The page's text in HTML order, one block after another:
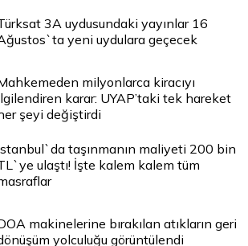
3A uydusundaki yayınlar 16
yeni uydulara geçecek
milyonlarca kiracıyı
karar: UYAP’taki tek hareket
şeyi değiştirdi
taşınmanın maliyeti 200 bin
ulaştı! İşte kalem kalem tüm
makinelerine bırakılan atıkların geri
yolculuğu görüntülendi